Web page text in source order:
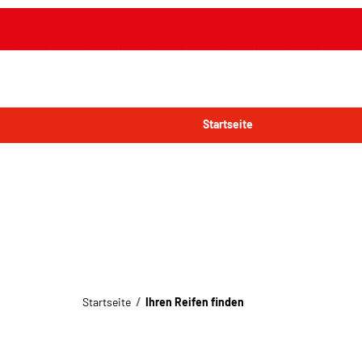
Startseite
Startseite Ihren Reifen finden